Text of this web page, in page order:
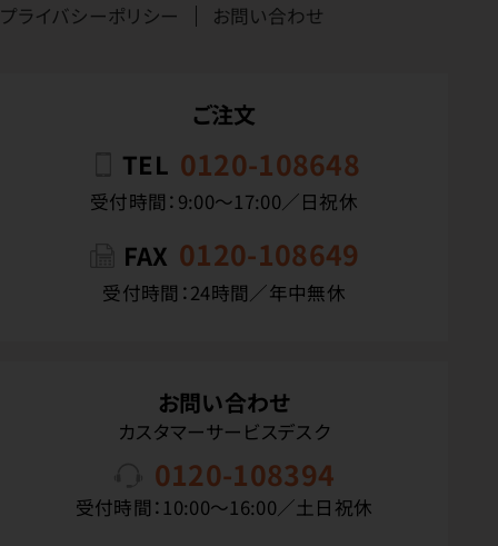
プライバシーポリシー
お問い合わせ
ご注文
TEL 0120-108648
受付時間：9:00〜17:00／日祝休
FAX 0120-108649
受付時間：24時間／年中無休
お問い合わせ
カスタマーサービスデスク
0120-108394
受付時間：10:00〜16:00／土日祝休